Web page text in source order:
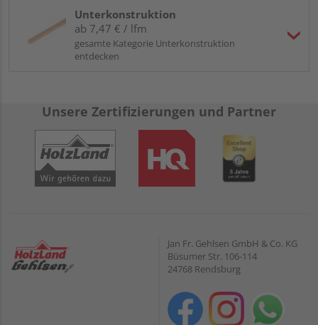
Unterkonstruktion
ab 7,47 € / lfm
gesamte Kategorie Unterkonstruktion
entdecken
Unsere Zertifizierungen und Partner
Jan Fr. Gehlsen GmbH & Co. KG
Büsumer Str. 106-114
24768 Rendsburg